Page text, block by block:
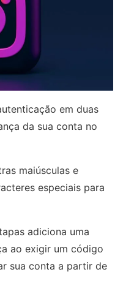
em duas
da sua conta no
maiúsculas e
especiais para
adiciona uma
ao exigir um código
sua conta a partir de